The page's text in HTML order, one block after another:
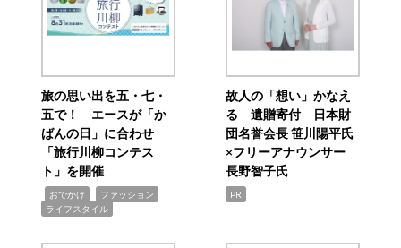
旅の思い出を五・七・
五で！ エースが「か
ばんの日」に合わせ
「旅行川柳コンテス
ト」を開催
おでかけ ファッション
ライフスタイル
故人の「想い」かなえ
る 遺贈寄付 日本財
団名誉会長 笹川陽平氏
×フリーアナウンサー
長野智子氏
PR